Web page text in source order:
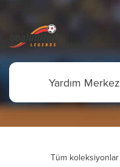
Tüm koleksiyonlar